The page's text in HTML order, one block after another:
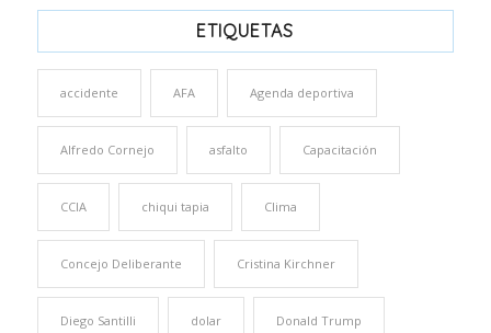
ETIQUETAS
accidente AFA Agenda deportiva
Alfredo Cornejo asfalto Capacitación
CCIA chiqui tapia Clima
Concejo Deliberante Cristina Kirchner
Diego Santilli dolar Donald Trump